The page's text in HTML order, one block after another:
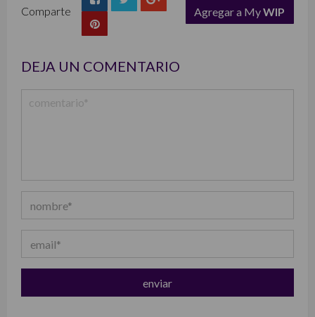
Comparte Agregar a MyWIP
DEJA UN COMENTARIO